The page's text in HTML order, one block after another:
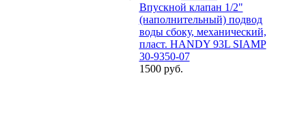
Впускной клапан 1/2"
(наполнительный) подвод
воды сбоку, механический,
пласт. HANDY 93L SIAMP
30-9350-07
1500 руб.